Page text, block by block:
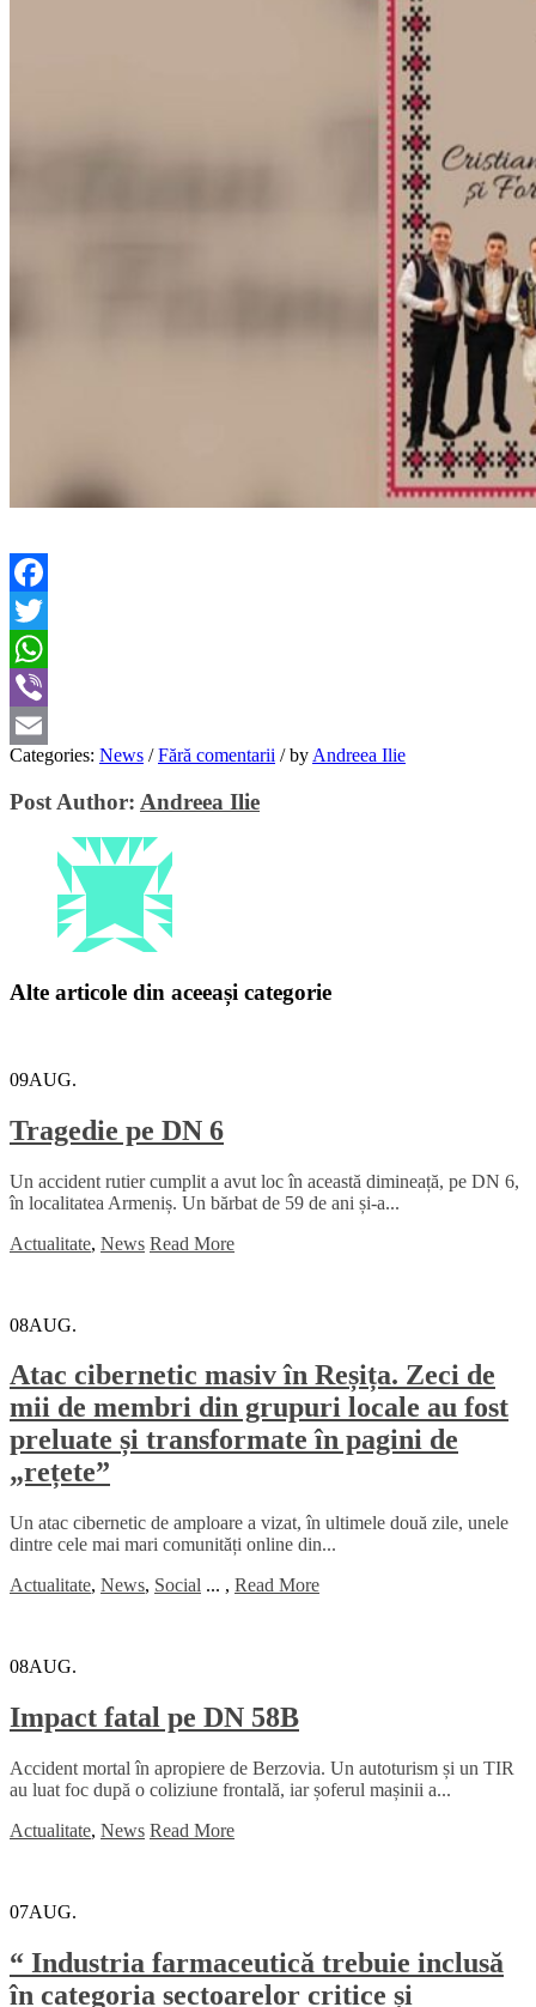
Facebook
Twitter
WhatsApp
Viber
Email
Categories: News / Fără comentarii /by Andreea Ilie
Post Author: Andreea Ilie
Alte articole din aceeași categorie
09AUG.
Tragedie pe DN 6
Un accident rutier cumplit a avut loc în această dimineață, pe DN 6,
în localitatea Armeniș. Un bărbat de 59 de ani și-a...
Actualitate, News Read More
08AUG.
Atac cibernetic masiv în Reșița. Zeci de
mii de membri din grupuri locale au fost
preluate și transformate în pagini de
„rețete”
Un atac cibernetic de amploare a vizat, în ultimele două zile, unele
dintre cele mai mari comunități online din...
Actualitate, News, Social ... , Read More
08AUG.
Impact fatal pe DN 58B
Accident mortal în apropiere de Berzovia. Un autoturism și un TIR
au luat foc după o coliziune frontală, iar șoferul mașinii a...
Actualitate, News Read More
07AUG.
“ Industria farmaceutică trebuie inclusă
în categoria sectoarelor critice și